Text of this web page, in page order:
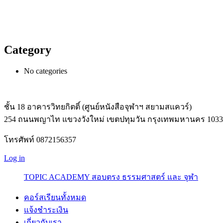
Category
No categories
ชั้น 18 อาคารวิทยกิตติ์ (ศูนย์หนังสือจุฬาฯ สยามสแควร์)
254 ถนนพญาไท แขวงวังใหม่ เขตปทุมวัน กรุงเทพมหานคร
โทรศัพท์ 0872156357
Log in
TOPIC ACADEMY สอบตรง ธรรมศาสตร์ และ จุฬา
คอร์สเรียนทั้งหมด
แจ้งชำระเงิน